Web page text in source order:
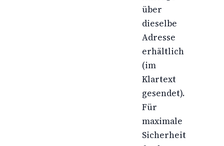
über
dieselbe
Adresse
erhältlich
(im
Klartext
gesendet).
Für
maximale
Sicherheit